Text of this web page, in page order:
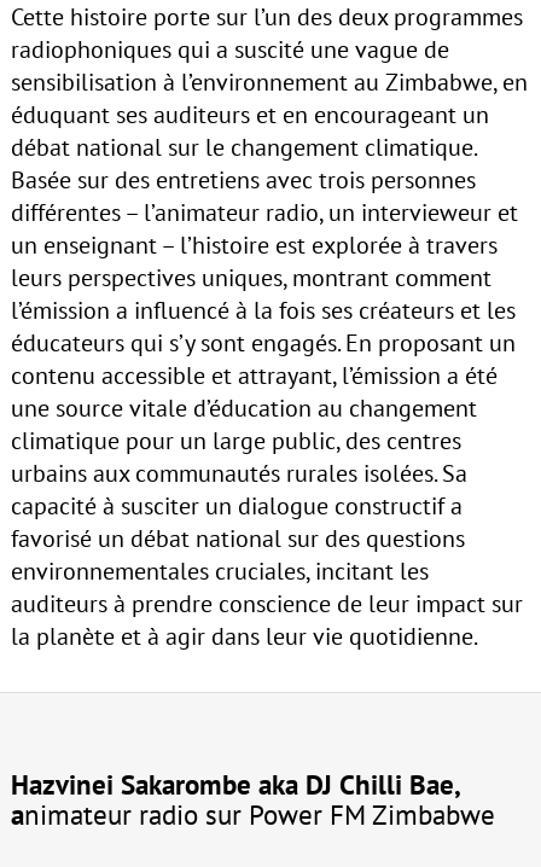
Cette histoire porte sur l’un des deux programmes
radiophoniques qui a suscité une vague de
sensibilisation à l’environnement au Zimbabwe, en
éduquant ses auditeurs et en encourageant un
débat national sur le changement climatique.
Basée sur des entretiens avec trois personnes
différentes – l’animateur radio, un intervieweur et
un enseignant – l’histoire est explorée à travers
leurs perspectives uniques, montrant comment
l’émission a influencé à la fois ses créateurs et les
éducateurs qui s’y sont engagés. En proposant un
contenu accessible et attrayant, l’émission a été
une source vitale d’éducation au changement
climatique pour un large public, des centres
urbains aux communautés rurales isolées. Sa
capacité à susciter un dialogue constructif a
favorisé un débat national sur des questions
environnementales cruciales, incitant les
auditeurs à prendre conscience de leur impact sur
la planète et à agir dans leur vie quotidienne.
Hazvinei Sakarombe aka DJ Chilli Bae,
animateur radio sur Power FM Zimbabwe